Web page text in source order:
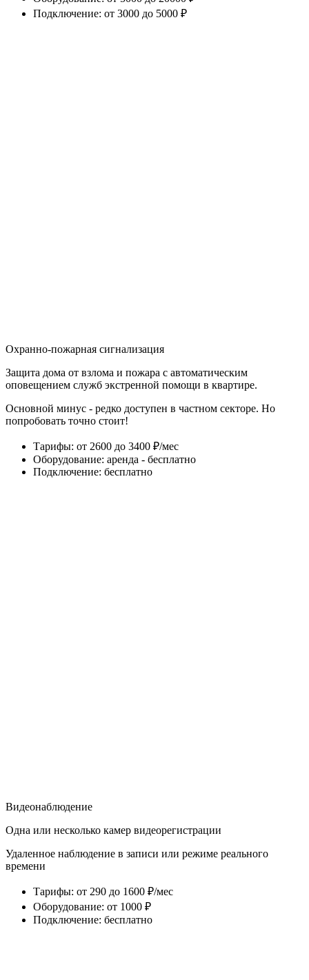
Подключение: от 3000 до 5000 ₽
Охранно-пожарная сигнализация
Защита дома от взлома и пожара с автоматическим
оповещением служб экстренной помощи в квартире.
Основной минус - редко доступен в частном секторе. Но
попробовать точно стоит!
Тарифы: от 2600 до 3400 ₽/мес
Оборудование: аренда - бесплатно
Подключение: бесплатно
Видеонаблюдение
Одна или несколько камер видеорегистрации
Удаленное наблюдение в записи или режиме реального
времени
Тарифы: от 290 до 1600 ₽/мес
Оборудование: от 1000 ₽
Подключение: бесплатно